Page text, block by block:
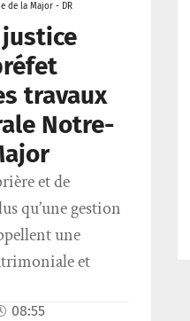
de la Major - DR
travaux
Notre-
et de
qu’une gestion
une
et
08:55